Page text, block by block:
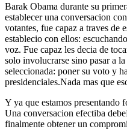
Barak Obama durante su
establecer una conversacion
votantes, fue capaz a traves de
establecio con ellos:
voz. Fue capaz les decia de
solo involucrarse sino pasar a
seleccionada: poner su voto y
presidenciales.Nada mas que
Y ya que estamos presentando
Una conversacion efectiba
finalmente obtener un